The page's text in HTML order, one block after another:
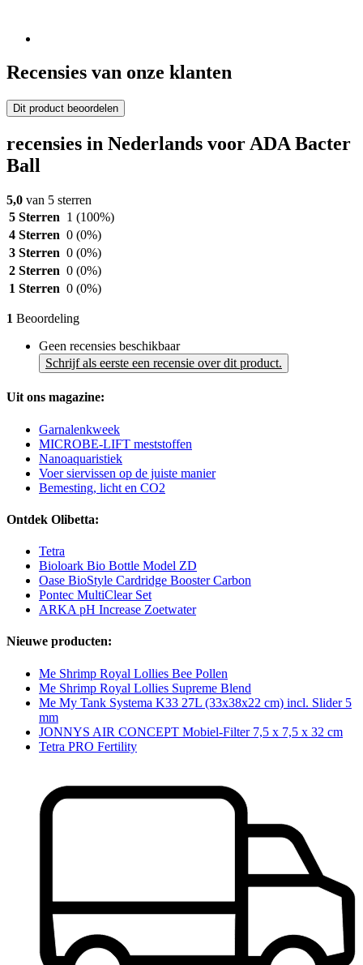
Recensies van onze klanten
Dit product beoordelen
recensies in Nederlands voor ADA Bacter
Ball
5,0 van 5 sterren
5 Sterren 1 (100%)
4 Sterren 0 (0%)
3 Sterren 0 (0%)
2 Sterren 0 (0%)
1 Sterren 0 (0%)
1 Beoordeling
Geen recensies beschikbaar
Schrijf als eerste een recensie over dit product.
Uit ons magazine:
Garnalenkweek
MICROBE-LIFT meststoffen
Nanoaquaristiek
Voer siervissen op de juiste manier
Bemesting, licht en CO2
Ontdek Olibetta:
Tetra
Bioloark Bio Bottle Model ZD
Oase BioStyle Cardridge Booster Carbon
Pontec MultiClear Set
ARKA pH Increase Zoetwater
Nieuwe producten:
Me Shrimp Royal Lollies Bee Pollen
Me Shrimp Royal Lollies Supreme Blend
Me My Tank Systema K33 27L (33x38x22 cm) incl. Slider 5
mm
JONNYS AIR CONCEPT Mobiel-Filter 7,5 x 7,5 x 32 cm
Tetra PRO Fertility